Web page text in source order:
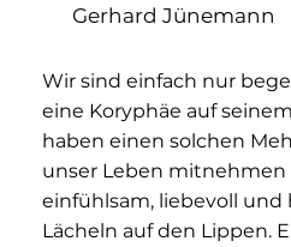
Gerhard Jünemann
Wir sind einfach nur
eine Koryphäe auf
haben einen solchen
unser Leben mitnehmen
einfühlsam, liebevoll und
Lächeln auf den Lippen.